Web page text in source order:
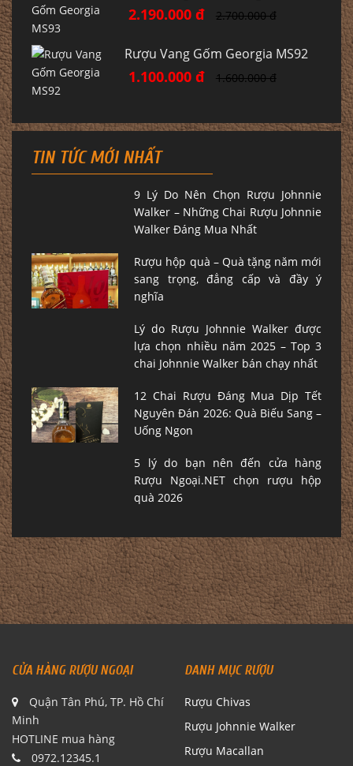
2.190.000 đ 2.700.000 đ
Rượu Vang Gốm Georgia MS92
1.100.000 đ 1.600.000 đ
TIN TỨC MỚI NHẤT
9 Lý Do Nên Chọn Rượu Johnnie
Walker – Những Chai Rượu Johnnie
Walker Đáng Mua Nhất
Rượu hộp quà – Quà tặng năm mới
sang trọng, đẳng cấp và đầy ý
nghĩa
Lý do Rượu Johnnie Walker được
lựa chọn nhiều năm 2025 – Top 3
chai Johnnie Walker bán chạy nhất
12 Chai Rượu Đáng Mua Dịp Tết
Nguyên Đán 2026: Quà Biếu Sang –
Uống Ngon
5 lý do bạn nên đến cửa hàng
Rượu Ngoại.NET chọn rượu hộp
quà 2026
CỬA HÀNG RƯỢU NGOẠI
Quận Tân Phú, TP. Hồ Chí
Minh
HOTLINE mua hàng
0972.12345.1
DANH MỤC RƯỢU
Rượu Chivas
Rượu Johnnie Walker
Rượu Macallan